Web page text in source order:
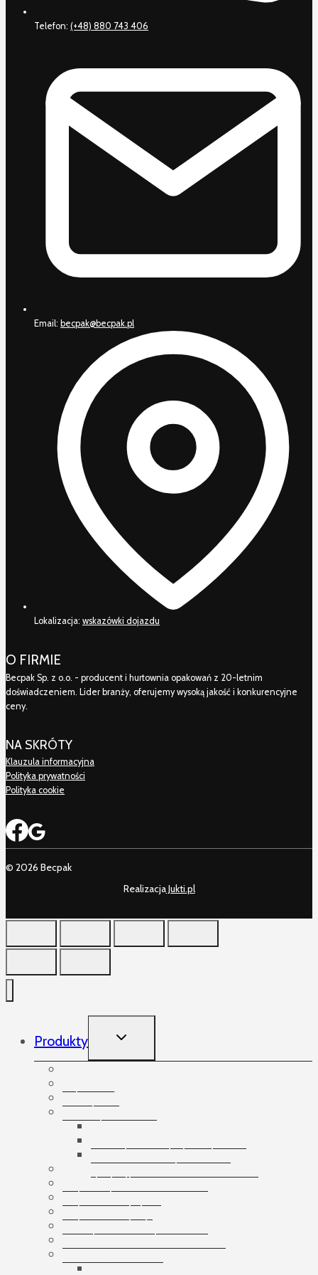
Telefon: (+48) 880 743 406
Email: becpak@becpak.pl
Lokalizacja: wskazówki dojazdu
O FIRMIE
Becpak Sp. z o.o. - producent i hurtownia opakowań z 20-letnim
doświadczeniem. Lider branży, oferujemy wysoką jakość i konkurencyjne
ceny.
NA SKRÓTY
Klauzula informacyjna
Polityka prywatności
Polityka cookie
© 2026 Becpak
RealizacjaJukti.pl
Produkty TOGGLE
CHILD
Arkusze foliowe
Bandowanie palet i paczek
Akcesoria do bandowania
Urządzenia do bandowania
Etykiety samoprzylepne
Folia bąbelkowa
Folia ochronna
Folia stretch beztubowa
Folia stretch do pakowania
Gumki recepturki
Kartony
Kartony 3-warstwowe